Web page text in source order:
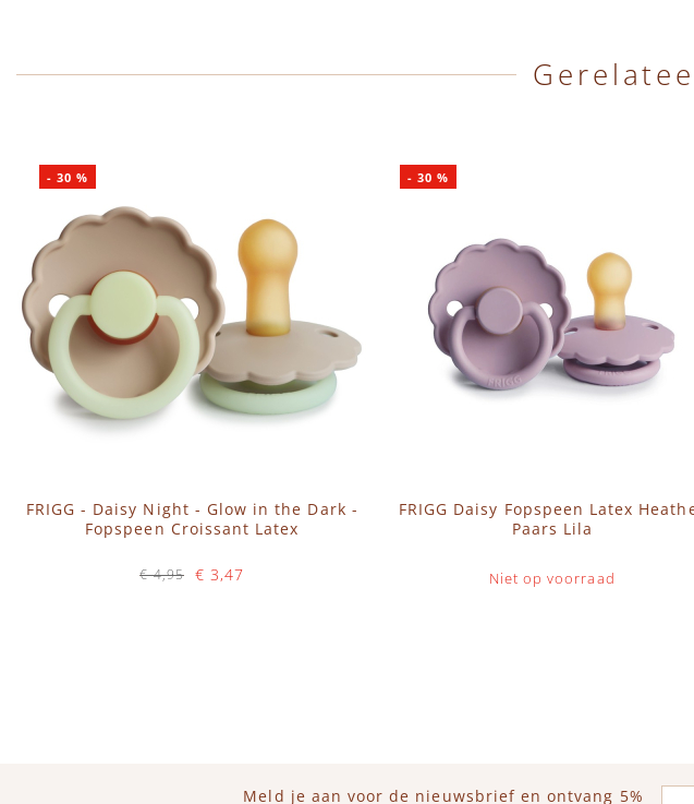
FRIGG - Daisy Night - Glow in the Dark -
Fopspeen Croissant Latex
€ 3,47
€ 4,95
-30 %
FRIGG Daisy Fopspeen Latex
Paars Lila
Niet op voorraad
- 30 %
Meld je aan voor de nieuwsbrief en ontvang 5%